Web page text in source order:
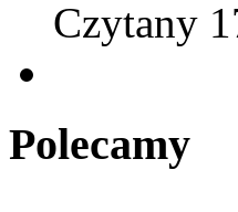
Czytany
Polecamy